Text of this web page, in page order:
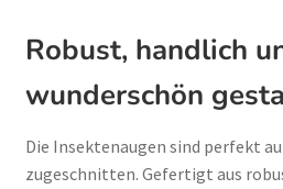
Robust, handlich
wunderschön
Die Insektenaugen sind perfekt
zugeschnitten. Gefertigt aus